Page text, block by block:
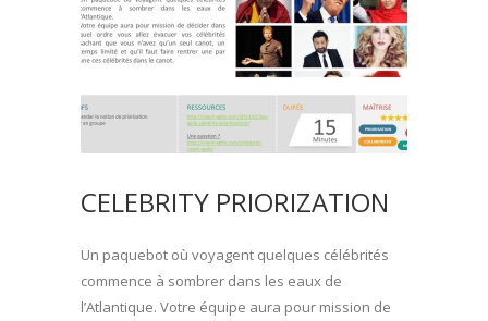
CELEBRITY PRIORIZATION
Un paquebot où voyagent quelques célébrités
commence à sombrer dans les eaux de
l’Atlantique. Votre équipe aura pour mission de